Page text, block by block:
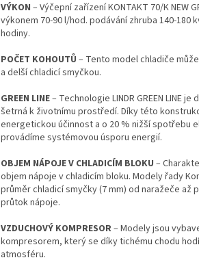
VÝKON – Výčepní zařízení KONTAKT 70/K NEW
výkonem 70-90 l/hod. podávání zhruba 140-180
hodiny.
POČET KOHOUTŮ – Tento model chladiče
a delší chladicí smyčkou.
GREEN LINE– Technologie LINDR GREEN LINE
šetrná k životnímu prostředí. Díky této
energetickou účinnost a o 20 % nižší spotřebu
provádíme systémovou úsporu energií.
OBJEM NÁPOJE V CHLADICÍM BLOKU –
objem nápoje v chladicím bloku. Modely řady
průměr chladicí smyčky (7 mm) od naražeče
průtok nápoje.
VZDUCHOVÝ KOMPRESOR– Modely jsou
kompresorem, který se díky tichému chodu
atmosféru.